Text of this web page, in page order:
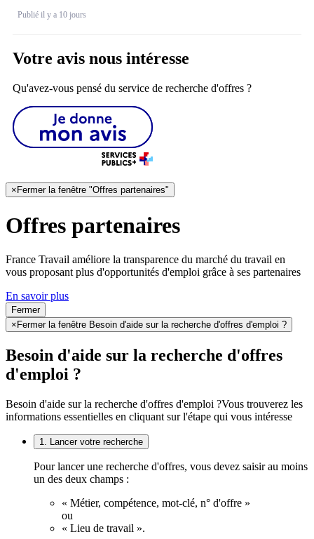
Publié il y a 10 jours
Votre avis nous intéresse
Qu'avez-vous pensé du service de recherche d'offres ?
× Fermer la fenêtre "Offres partenaires"
Offres partenaires
France Travail améliore la transparence du marché du travail en
vous proposant plus d'opportunités d'emploi grâce à ses partenaires
En savoir plus
Fermer
× Fermer la fenêtre Besoin d'aide sur la recherche d'offres d'emploi ?
Besoin d'aide sur la recherche d'offres
d'emploi ?
Besoin d'aide sur la recherche d'offres d'emploi ?Vous trouverez les
informations essentielles en cliquant sur l'étape qui vous intéresse
1. Lancer votre recherche
Pour lancer une recherche d'offres, vous devez saisir au moins
un des deux champs :
« Métier, compétence, mot-clé, n° d'offre »
ou
« Lieu de travail ».